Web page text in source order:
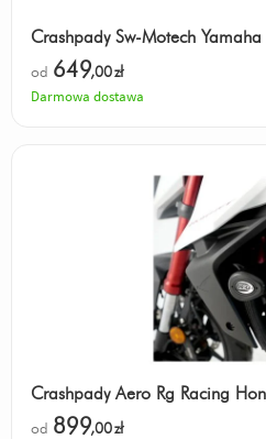
Crashpady Sw-Motech
od 649,00zł
Darmowa dostawa
Crashpady Aero Rg Racing
od 899,00zł